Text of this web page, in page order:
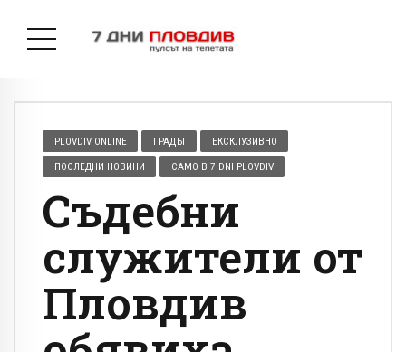
PLOVDIV ONLINE ГРАДЪТ ЕКСКЛУЗИВНО
ПОСЛЕДНИ НОВИНИ САМО В 7 DNI PLOVDIV
Съдебни
служители от
Пловдив